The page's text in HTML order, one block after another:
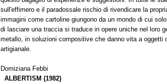
sull'effimero e il paradossale rischio di rivendicare la
immagini come cartoline giungono da un mondo di cui
di lasciare una traccia si traduce in opere uniche nel loro
metallo, in soluzioni compositive che danno vita a oggetti
artigianale.
Domiziana Febbi
ALBERTISM (1982)